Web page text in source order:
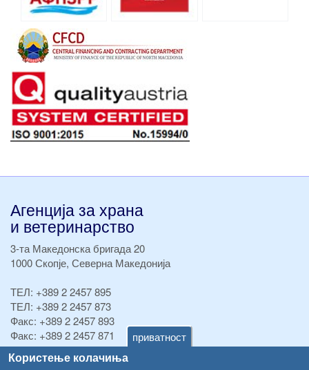
приватност
Користење колачиња
Агенција за храна
и ветеринарство
3-та Македонска бригада 20
1000 Скопје, Северна Македонија
ТЕЛ: +389 2 2457 895
ТЕЛ: +389 2 2457 873
Факс: +389 2 2457 893
Факс: +389 2 2457 871
info@fva.gov.mk